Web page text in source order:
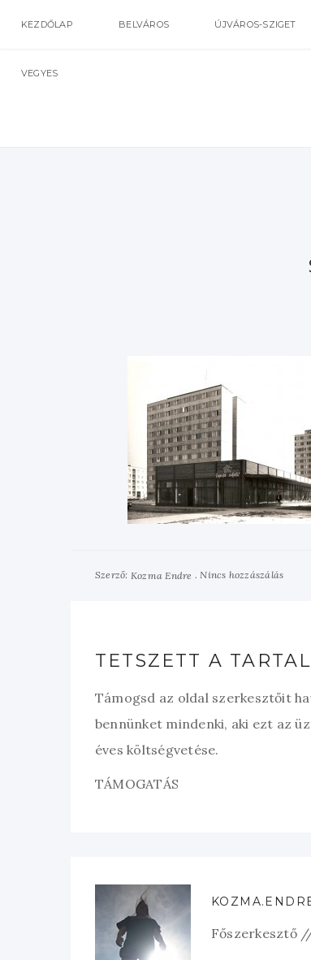
KEZDŐLAP BELVÁROS ÚJVÁROS-SZIGET
VEGYES
Szerző: Kozma Endre Nincs hozzászálás
TETSZETT A
Támogsd az oldal szerkesztőit
bennünket mindenki, aki ezt az
éves költségvetése.
TÁMOGATÁS
Főszerkesztő